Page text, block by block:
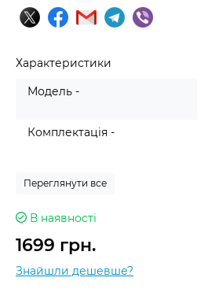
Характеристики
Модель -
Комплектація -
Переглянути все
В наявності
1699 грн.
Знайшли дешевше?